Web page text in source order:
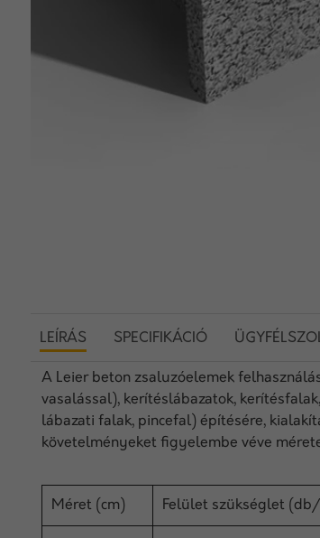
LEÍRÁS SPECIFIKÁCIÓ
A Leier beton zsaluzóelemek
vasalással), kerítéslábazatok,
lábazati falak, pincefal) építésére,
követelményeket figyelembe véve
Méret (cm) Felület szükséglet